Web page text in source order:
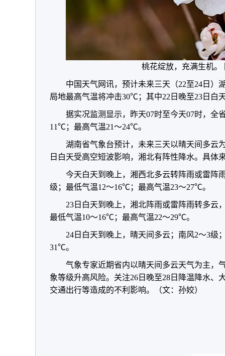
桃花绽放，充满生机。
中国天气网讯，预计未来三天（22至24日）
局地最高气温将冲击30℃；其中22日晚至23日白
据实况监测显示，昨天07时至今天07时，全
11℃；最高气温21～24℃。
湖南省气象台预计，未来三天以晴天间多云
日白天受高空短波影响，湘北有阵性降水。具体
今天白天到晚上，湘西北多云转阵雨或雷阵
级；最低气温12～16℃；最高气温23～27℃。
23日白天到晚上，湘北阵雨或雷阵雨转多云
最低气温10～16℃；最高气温22～29℃。
24日白天到晚上，晴天间多云；南风2～3级
31℃。
气象专家近期省内以晴天间多云天气为主，
象等级升高风险。关注26日晚至28日降温降水、
交通出行等造成的不利影响。（文：孙姣）